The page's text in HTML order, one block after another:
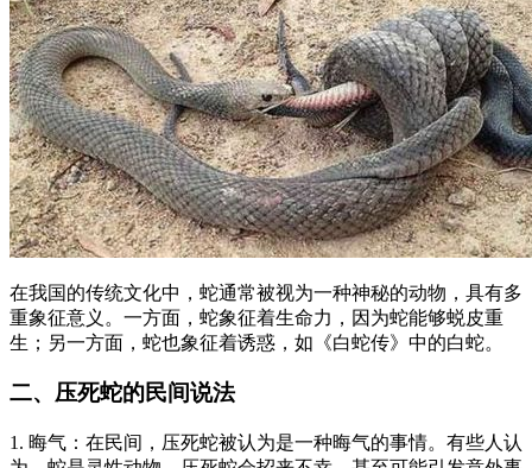
在我国的传统文化中，蛇通常被视为一种神秘的动物，具有多
重象征意义。一方面，蛇象征着生命力，因为蛇能够蜕皮重
生；另一方面，蛇也象征着诱惑，如《白蛇传》中的白蛇。
二、压死蛇的民间说法
1. 晦气：在民间，压死蛇被认为是一种晦气的事情。有些人认